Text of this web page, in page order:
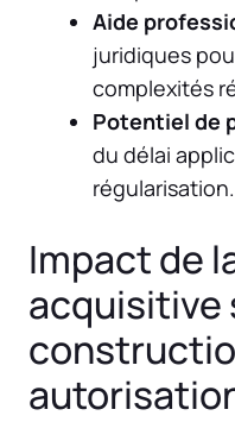
Aide
juridiques
complexités
Potentiel de
du délai
régularisation.
Impact de
acquisitive